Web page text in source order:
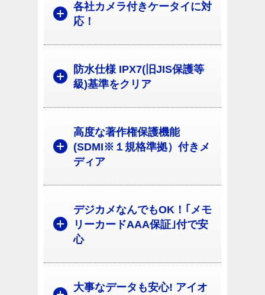
各社カメラ付きケータイに対
応！
防水仕様 IPX7(旧JIS保護等
級)基準をクリア
高度な著作権保護機能
(SDMI※１規格準拠）付きメ
ディア
デジカメなんでもOK！｢メモ
リーカードAAA保証｣付で安
心
大事なデータも安心! アイオ